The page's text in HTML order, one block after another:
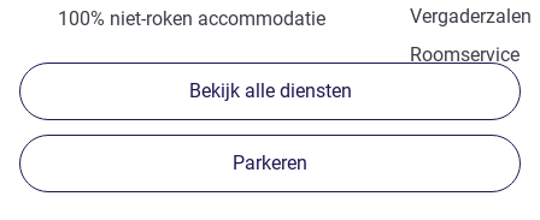
Vergaderzalen
100% niet-roken accommodatie
Roomservice
Bekijk alle diensten
Parkeren